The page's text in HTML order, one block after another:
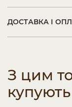
ДОСТАВКА І
З цим
купують